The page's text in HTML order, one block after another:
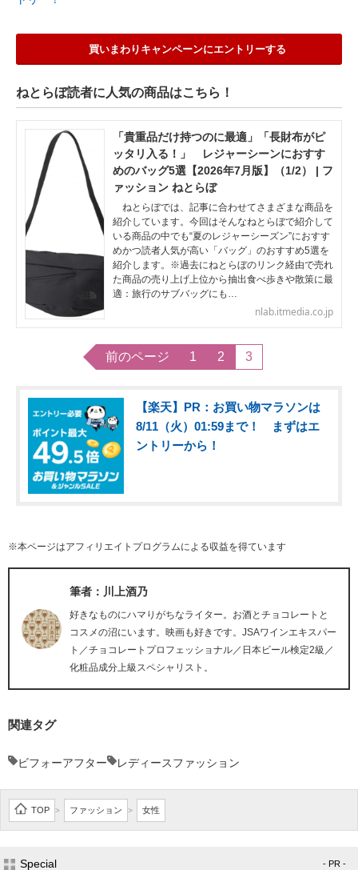
買いまわりキャンペーンにエントリーする
ねとらぼ読者に人気の商品はこちら！
「貴重品だけ持つのに最適」「長財布がピ
ッタリ入る！」 レジャーシーンにおすす
めのバッグ5選【2026年7月版】（1/2） | フ
ァッション ねとらぼ
ねとらぼでは、記事に合わせてさまざまな商品を
紹介しています。今回はそんなねとらぼで紹介して
いる商品の中でも“夏のレジャーシーズン”におすす
めかつ読者人気が高い「バッグ」のおすすめ5選を
紹介します。※過去にねとらぼのリンク経由で売れ
た商品の売り上げ上位から抽出食べ歩きや散策に最
適：旅行のサブバッグにも…
nlab.itmedia.co.jp
前のページ 1 2 3
【楽天】PR：お買い物マラソンは
8/11（火）01:59まで！ まずはエ
ントリーから！
※本ページはアフィリエイトプログラムによる収益を得ています
筆者：川上酒乃
好きなものにハマりがちなライター。お酒とチョコレートと
コスメの沼にいます。映画も好きです。JSAワインエキスパー
ト／チョコレートプロフェッショナル／日本ビール検定2級／
化粧品成分上級スペシャリスト。
関連タグ
ビフォーアフター レディースファッション
TOP > ファッション > 女性
Special - PR -